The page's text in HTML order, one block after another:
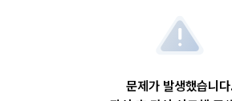
문제가 발생했습니다.